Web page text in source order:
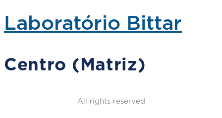
Laboratório Bittar
Centro (Matriz)
All rights reserved